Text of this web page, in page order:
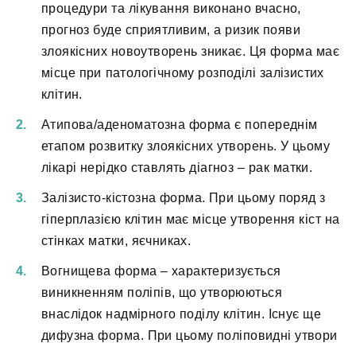
процедури та лікування виконано вчасно,
прогноз буде сприятливим, а ризик появи
злоякісних новоутворень зникає. Ця форма має
місце при патологічному розподілі залізистих
клітин.
Атипова/аденоматозна форма є попереднім
етапом розвитку злоякісних утворень. У цьому
лікарі нерідко ставлять діагноз – рак матки.
Залізисто-кістозна форма. При цьому поряд з
гіперплазією клітин має місце утворення кіст на
стінках матки, яєчниках.
Вогнищева форма – характеризується
виникненням поліпів, що утворюються
внаслідок надмірного поділу клітин. Існує ще
дифузна форма. При цьому поліповидні утвори